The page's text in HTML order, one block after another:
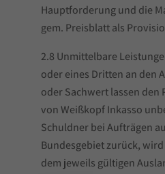
Hauptforderung und die
gem. Preisblatt als
2.8 Unmittelbare
oder eines Dritten an den
oder Sachwert lassen
von Weißkopf Inkasso
Schuldner bei Aufträgen
Bundesgebiet zurück,
dem jeweils gültigen